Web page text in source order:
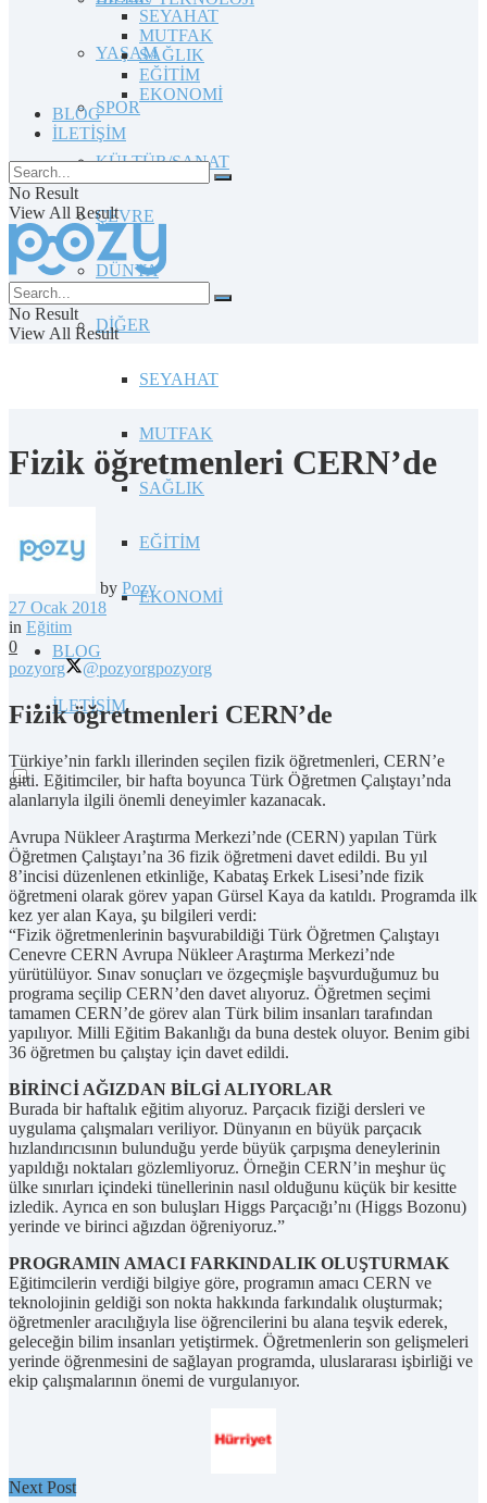
YAŞAM
SPOR
KÜLTÜR/SANAT
ÇEVRE
DÜNYA
DİĞER
SEYAHAT
MUTFAK
SAĞLIK
EĞİTİM
EKONOMİ
BLOG
İLETİŞİM
SEYAHAT
MUTFAK
SAĞLIK
EĞİTİM
EKONOMİ
BLOG
İLETİŞİM
No Result
View All Result
No Result
View All Result
Fizik öğretmenleri CERN’de
by Pozy
27 Ocak 2018
in Eğitim
0
pozyorg
@pozyorgpozyorg
Fizik öğretmenleri CERN’de
Türkiye’nin farklı illerinden seçilen fizik öğretmenleri, CERN’e
gitti. Eğitimciler, bir hafta boyunca Türk Öğretmen Çalıştayı’nda
alanlarıyla ilgili önemli deneyimler kazanacak.
Avrupa Nükleer Araştırma Merkezi’nde (CERN) yapılan Türk
Öğretmen Çalıştayı’na 36 fizik öğretmeni davet edildi. Bu yıl
8’incisi düzenlenen etkinliğe, Kabataş Erkek Lisesi’nde fizik
öğretmeni olarak görev yapan Gürsel Kaya da katıldı. Programda ilk
kez yer alan Kaya, şu bilgileri verdi:
“Fizik öğretmenlerinin başvurabildiği Türk Öğretmen Çalıştayı
Cenevre CERN Avrupa Nükleer Araştırma Merkezi’nde
yürütülüyor. Sınav sonuçları ve özgeçmişle başvurduğumuz bu
programa seçilip CERN’den davet alıyoruz. Öğretmen seçimi
tamamen CERN’de görev alan Türk bilim insanları tarafından
yapılıyor. Milli Eğitim Bakanlığı da buna destek oluyor. Benim gibi
36 öğretmen bu çalıştay için davet edildi.
BİRİNCİ AĞIZDAN BİLGİ ALIYORLAR
Burada bir haftalık eğitim alıyoruz. Parçacık fiziği dersleri ve
uygulama çalışmaları veriliyor. Dünyanın en büyük parçacık
hızlandırıcısının bulunduğu yerde büyük çarpışma deneylerinin
yapıldığı noktaları gözlemliyoruz. Örneğin CERN’in meşhur üç
ülke sınırları içindeki tünellerinin nasıl olduğunu küçük bir kesitte
izledik. Ayrıca en son buluşları Higgs Parçacığı’nı (Higgs Bozonu)
yerinde ve birinci ağızdan öğreniyoruz.”
PROGRAMIN AMACI FARKINDALIK OLUŞTURMAK
Eğitimcilerin verdiği bilgiye göre, programın amacı CERN ve
teknolojinin geldiği son nokta hakkında farkındalık oluşturmak;
öğretmenler aracılığıyla lise öğrencilerini bu alana teşvik ederek,
geleceğin bilim insanları yetiştirmek. Öğretmenlerin son gelişmeleri
yerinde öğrenmesini de sağlayan programda, uluslararası işbirliği ve
ekip çalışmalarının önemi de vurgulanıyor.
Next Post